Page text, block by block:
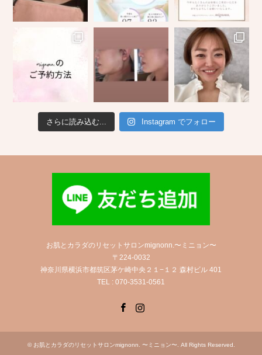
さらに読み込む... Instagram でフォロー
お肌とカラダのリセットサロンmignonn.〜ミニョン〜
〒224-0032
神奈川県横浜市都筑区茅ケ崎中央２１−１２ 森村ビル 401
TEL : 070-3531-0561
© お肌とカラダのリセットサロンmignonn. 〜ミニョン〜 . All Rights Reserved.